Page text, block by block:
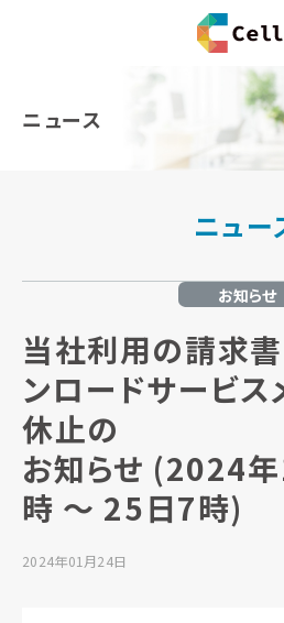
ニュース
ニュー
お知らせ
当社利用の請求書
ンロードサービス
休止の
お知らせ (2024
時 ～ 25日7時)
2024年01月24日